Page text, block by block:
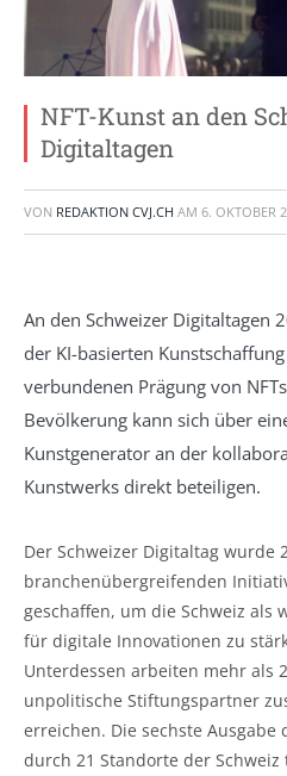
NFT-Kunst an den
Digitaltagen
VON REDAKTION CVJ.CH AM 6. OKTOBER
An den Schweizer Digitaltagen
der KI-basierten
verbundenen Prägung von
Bevölkerung kann sich über
Kunstgenerator an der
Kunstwerks direkt beteiligen.
Der Schweizer Digitaltag wurde
branchenübergreifenden
geschaffen, um die Schweiz
für digitale Innovationen zu
Unterdessen arbeiten mehr als
unpolitische Stiftungspartner
erreichen. Die sechste
durch 21 Standorte der